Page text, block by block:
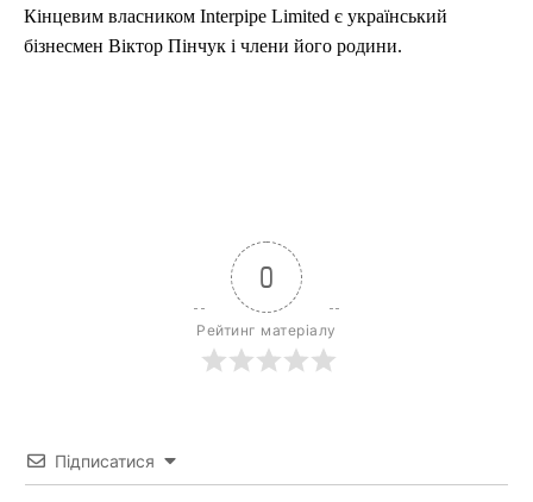
Кінцевим власником Interpipe Limited є український
бізнесмен Віктор Пінчук і члени його родини.
0
Рейтинг матеріалу
Підписатися